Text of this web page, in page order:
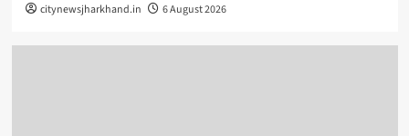
citynewsjharkhand.in 6 August 2026